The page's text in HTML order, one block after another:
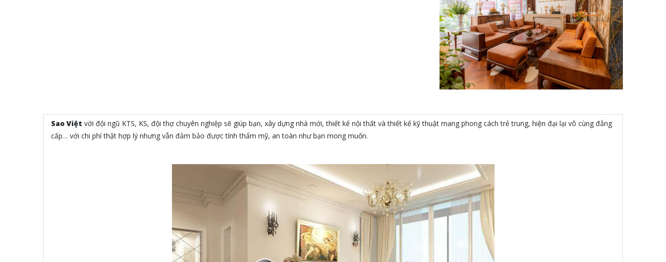
Sao Việt với đội ngũ KTS, KS, đội thợ chuyên nghiệp sẽ giúp bạn, xây dựng nhà mới, thiết kế nội thất và thiết kế kỹ thuật mang phong cách trẻ trung, hiện đại lại vô cùng đẳng
cấp… với chi phí thật hợp lý nhưng vẫn đảm bảo được tính thẩm mỹ, an toàn như bạn mong muốn.